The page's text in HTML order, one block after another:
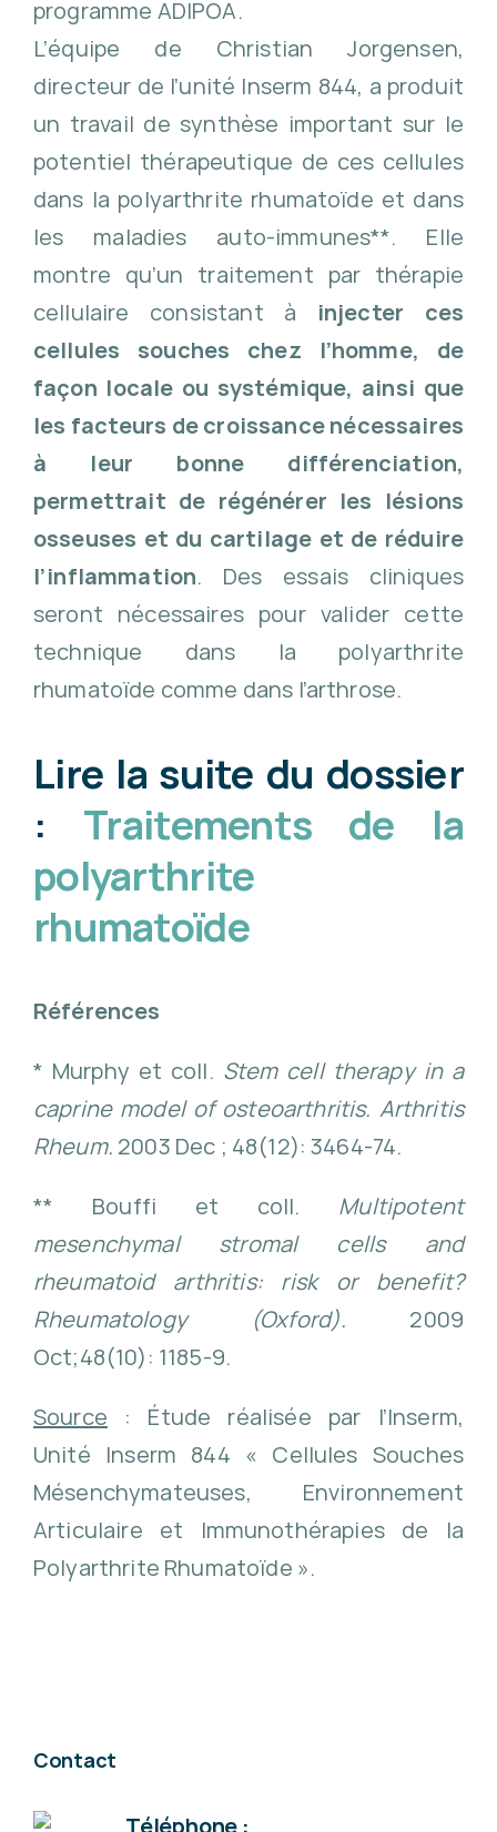
programme ADIPOA.
L’équipe de Christian Jorgensen,
directeur de l’unité Inserm 844, a produit
un travail de synthèse important sur le
potentiel thérapeutique de ces cellules
dans la polyarthrite rhumatoïde et dans
les maladies auto-immunes**. Elle
montre qu’un traitement par thérapie
cellulaire consistant à injecter ces
cellules souches chez l’homme, de
façon locale ou systémique, ainsi que
les facteurs de croissance nécessaires
à leur bonne différenciation,
permettrait de régénérer les lésions
osseuses et du cartilage et de réduire
l’inflammation. Des essais cliniques
seront nécessaires pour valider cette
technique dans la polyarthrite
rhumatoïde comme dans l’arthrose.
Lire la suite du dossier
: Traitements de la
polyarthrite
rhumatoïde
Références
* Murphy et coll. Stem cell therapy in a
caprine model of osteoarthritis. Arthritis
Rheum. 2003 Dec ; 48(12): 3464-74.
** Bouffi et coll. Multipotent
mesenchymal stromal cells and
rheumatoid arthritis: risk or benefit?
Rheumatology (Oxford). 2009
Oct;48(10): 1185-9.
Source : Étude réalisée par l’Inserm,
Unité Inserm 844 « Cellules Souches
Mésenchymateuses, Environnement
Articulaire et Immunothérapies de la
Polyarthrite Rhumatoïde ».
Contact